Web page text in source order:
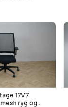
17V7
ryg og